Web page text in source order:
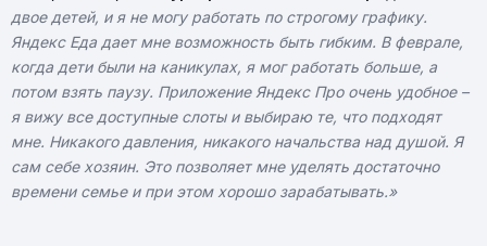
двое детей, и я не могу работать по строгому графику.
Яндекс Еда дает мне возможность быть гибким. В феврале,
когда дети были на каникулах, я мог работать больше, а
потом взять паузу. Приложение Яндекс Про очень удобное –
я вижу все доступные слоты и выбираю те, что подходят
мне. Никакого давления, никакого начальства над душой. Я
сам себе хозяин. Это позволяет мне уделять достаточно
времени семье и при этом хорошо зарабатывать.»